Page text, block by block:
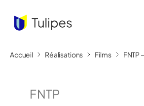
Accueil Réalisations Films FNTP
FNTP